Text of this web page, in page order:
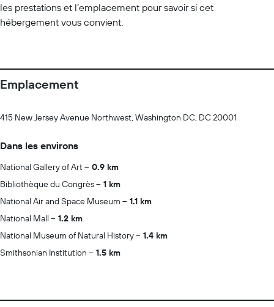
les prestations et l’emplacement pour savoir si cet
hébergement vous convient.
Emplacement
415 New Jersey Avenue Northwest, Washington DC, DC 20001
Dans les environs
National Gallery of Art
0.9 km
Bibliothèque du Congrès
1 km
National Air and Space Museum
1.1 km
National Mall
1.2 km
National Museum of Natural History
1.4 km
Smithsonian Institution
1.5 km